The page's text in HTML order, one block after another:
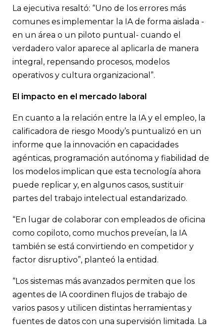
La ejecutiva resaltó: “Uno de los errores más
comunes es implementar la IA de forma aislada -
en un área o un piloto puntual- cuando el
verdadero valor aparece al aplicarla de manera
integral, repensando procesos, modelos
operativos y cultura organizacional”.
El impacto en el mercado laboral
En cuanto a la relación entre la IA y el empleo, la
calificadora de riesgo Moody’s puntualizó en un
informe que la innovación en capacidades
agénticas, programación autónoma y fiabilidad de
los modelos implican que esta tecnología ahora
puede replicar y, en algunos casos, sustituir
partes del trabajo intelectual estandarizado.
“En lugar de colaborar con empleados de oficina
como copiloto, como muchos preveían, la IA
también se está convirtiendo en competidor y
factor disruptivo”, planteó la entidad.
“Los sistemas más avanzados permiten que los
agentes de IA coordinen flujos de trabajo de
varios pasos y utilicen distintas herramientas y
fuentes de datos con una supervisión limitada. La